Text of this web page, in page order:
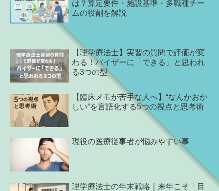
は？算定要件・施設基準・多職種チー
ムの役割を解説
【理学療法士】実習の質問で評価が変
わる！バイザーに「できる」と思われ
る3つの型
【臨床メモが苦手な人へ】“なんかおか
しい”を言語化する5つの視点と思考術
現役の医療従事者が悩みやすい事
理学療法士の年末戦略｜来年こそ「目